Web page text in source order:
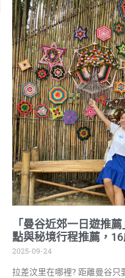
「曼谷近郊一日遊推
點與秘境行程推薦，
2025-09-24
拉差汶里在哪裡? 距離曼谷只